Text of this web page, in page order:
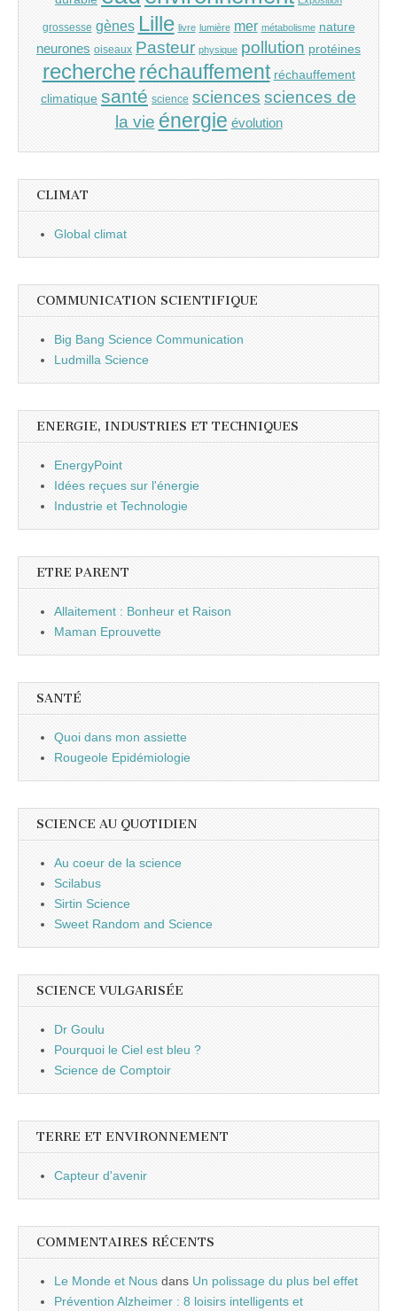
grossesse gènes Lille livre lumière mer métabolisme nature
neurones oiseaux Pasteur physique pollution protéines
recherche réchauffement réchauffement
climatique santé science sciences sciences de
la vie énergie évolution
CLIMAT
Global climat
COMMUNICATION SCIENTIFIQUE
Big Bang Science Communication
Ludmilla Science
ENERGIE, INDUSTRIES ET TECHNIQUES
EnergyPoint
Idées reçues sur l'énergie
Industrie et Technologie
ETRE PARENT
Allaitement : Bonheur et Raison
Maman Eprouvette
SANTÉ
Quoi dans mon assiette
Rougeole Epidémiologie
SCIENCE AU QUOTIDIEN
Au coeur de la science
Scilabus
Sirtin Science
Sweet Random and Science
SCIENCE VULGARISÉE
Dr Goulu
Pourquoi le Ciel est bleu ?
Science de Comptoir
TERRE ET ENVIRONNEMENT
Capteur d'avenir
COMMENTAIRES RÉCENTS
Le Monde et Nous dans Un polissage du plus bel effet
Prévention Alzheimer : 8 loisirs intelligents et